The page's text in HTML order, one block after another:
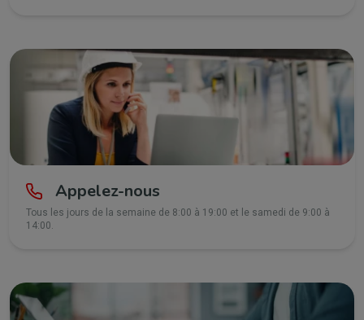
Appelez-nous
Tous les jours de la semaine de 8:00 à 19:00 et le samedi de 9:00 à
14:00.